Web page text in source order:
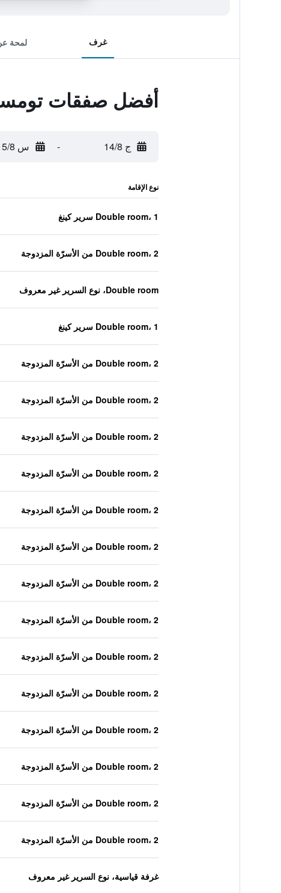
غرف لمحة
أفضل صفقات
ج 14/8 - س 15/8
نوع الإقامة
Double room، 1 سرير كينغ
Double room، 2 من الأسرّة المزدوجة
Double room، نوع السرير غير معروف
Double room، 1 سرير كينغ
Double room، 2 من الأسرّة المزدوجة
Double room، 2 من الأسرّة المزدوجة
Double room، 2 من الأسرّة المزدوجة
Double room، 2 من الأسرّة المزدوجة
Double room، 2 من الأسرّة المزدوجة
Double room، 2 من الأسرّة المزدوجة
Double room، 2 من الأسرّة المزدوجة
Double room، 2 من الأسرّة المزدوجة
Double room، 2 من الأسرّة المزدوجة
Double room، 2 من الأسرّة المزدوجة
Double room، 2 من الأسرّة المزدوجة
Double room، 2 من الأسرّة المزدوجة
Double room، 2 من الأسرّة المزدوجة
Double room، 2 من الأسرّة المزدوجة
غرفة قياسية، نوع السرير غير معروف